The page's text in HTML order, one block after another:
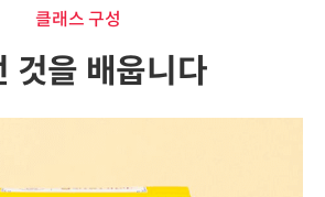
클래스 구성
것을 배웁니다